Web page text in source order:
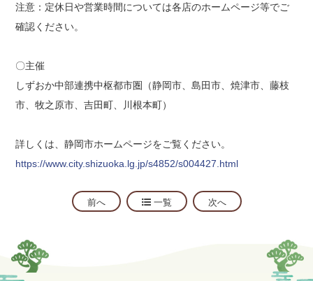
注意：定休日や営業時間については各店のホームページ等でご
確認ください。
〇主催
しずおか中部連携中枢都市圏（静岡市、島田市、焼津市、藤枝
市、牧之原市、吉田町、川根本町）
詳しくは、静岡市ホームページをご覧ください。
https://www.city.shizuoka.lg.jp/s4852/s004427.html
前へ 一覧 次へ